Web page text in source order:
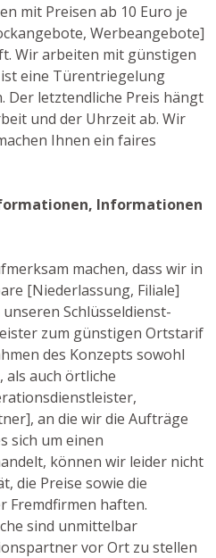
mit Preisen ab 10 Euro je
Werbeangebote]
Wir arbeiten mit günstigen
eine Türentriegelung
Der letztendliche Preis hängt
und der Uhrzeit ab. Wir
Ihnen ein faires
Informationen
machen, dass wir in
[Niederlassung, Filiale]
Schlüsseldienst-
zum günstigen Ortstarif
des Konzepts sowohl
auch örtliche
an die wir die Aufträge
sich um einen
können wir leider nicht
die Preise sowie die
Fremdfirmen haften.
sind unmittelbar
vor Ort zu stellen